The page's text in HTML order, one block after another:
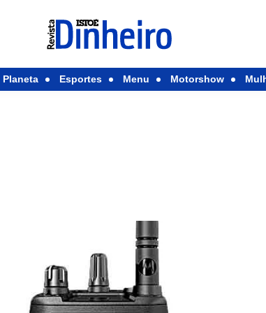
Planeta Esportes Menu Motorshow